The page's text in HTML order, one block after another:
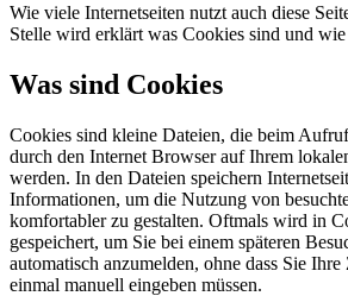
Wie viele Internetseiten nutzt auch diese
Stelle wird erklärt was Cookies sind und
Was sind Cookies
Cookies sind kleine Dateien, die beim
durch den Internet Browser auf Ihrem
werden. In den Dateien speichern
Informationen, um die Nutzung von
komfortabler zu gestalten. Oftmals wird in
gespeichert, um Sie bei einem späteren
automatisch anzumelden, ohne dass Sie Ihre
einmal manuell eingeben müssen.